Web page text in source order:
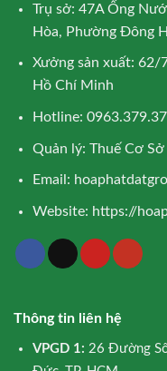
Trụ sở: 47A Ống
Hòa, Phường Đông
Xưởng sản xuất: 62/
Hồ Chí Minh
Hotline:
Quản lý: Thuế Cơ
Email:
Website: https://
Thông tin liên hệ
VPGD 1: 26 Đường